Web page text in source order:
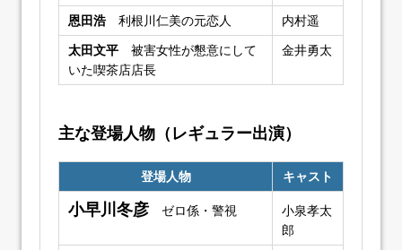
恩田浩利根川仁美の元恋人
内村遥
太田文平 被害女性が懇意にして
いた喫茶店店長
金井勇太
主な登場人物（レギュラー出演）
登場人物 キャスト
小早川冬彦 ゼロ係・警視
小泉孝太
郎